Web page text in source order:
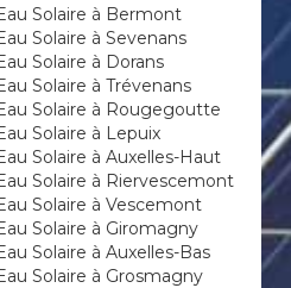
Solaire à Bermont
Solaire à Sevenans
Solaire à Dorans
Solaire à Trévenans
Solaire à Rougegoutte
Solaire à Lepuix
Solaire à Auxelles-Haut
Solaire à Riervescemont
Solaire à Vescemont
Solaire à Giromagny
Solaire à Auxelles-Bas
Solaire à Grosmagny